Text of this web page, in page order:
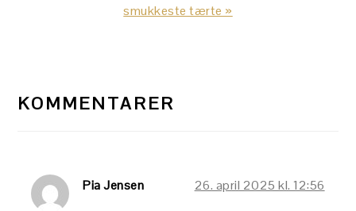
smukkeste tærte »
KOMMENTARER
Pia Jensen 26. april 2025 kl. 12:56